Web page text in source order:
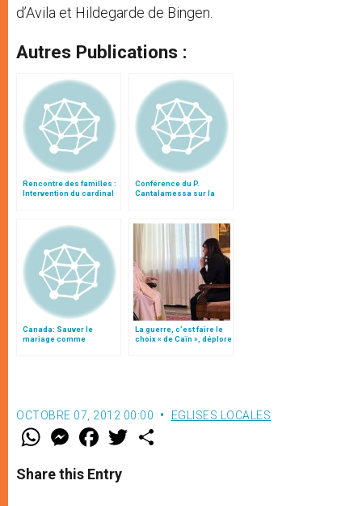
d’Avila et Hildegarde de Bingen.
Autres Publications :
Rencontre des familles :
Intervention du cardinal
Conférence du P.
Cantalamessa sur la
Canada: Sauver le
mariage comme
La guerre, c’est faire le
choix « de Caïn », déplore
OCTOBRE 07, 2012 00:00 EGLISES LOCALES
W
t
s
M
e
s
e
F
a
e
b
w
Share this Entry